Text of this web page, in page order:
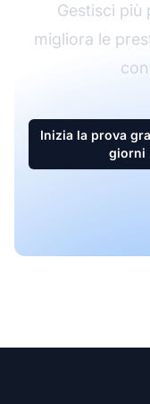
Gestisci più
migliora le
con
Inizia la prova
giorni